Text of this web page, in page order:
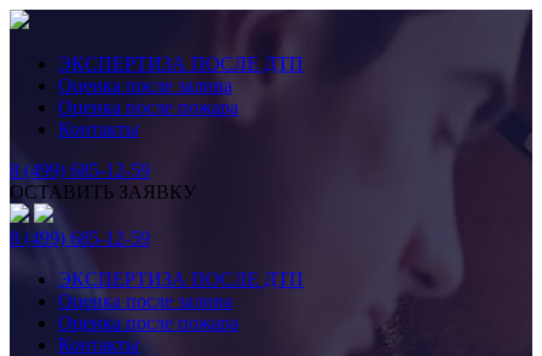
ЭКСПЕРТИЗА ПОСЛЕ ДТП
Оценка после залива
Оценка после пожара
Контакты
8 (499) 685-12-59
ОСТАВИТЬ ЗАЯВКУ
8 (499) 685-12-59
ЭКСПЕРТИЗА ПОСЛЕ ДТП
Оценка после залива
Оценка после пожара
Контакты